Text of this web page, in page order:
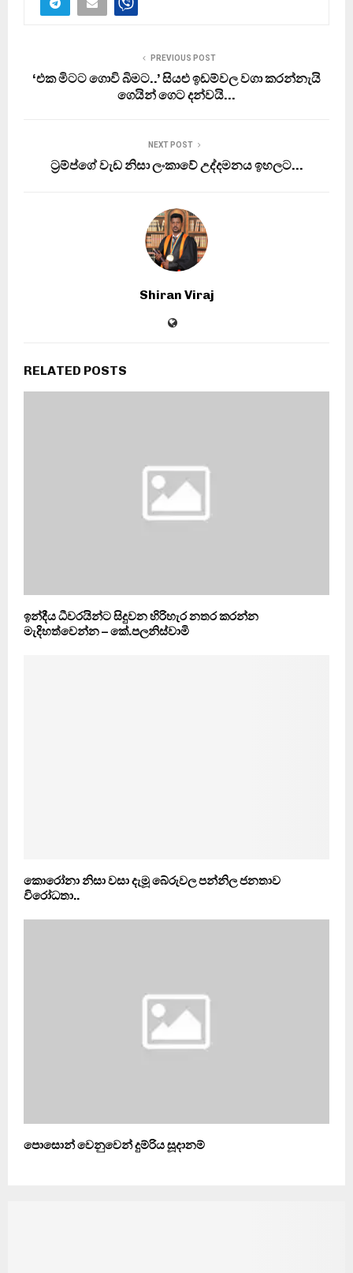
PREVIOUS POST
‘එක මිටට ගොවි බිමට..’ සියළු ඉඩම්වල වගා කරන්නැයි
ගෙයින් ගෙට දන්වයි…
NEXT POST
ට‍්‍රම්ප්ගේ වැඩ නිසා ලංකාවේ උද්දමනය ඉහලට…
Shiran Viraj
RELATED POSTS
ඉන්දීය ධීවරයින්ට සිදුවන හිරිහැර නතර කරන්න
මැදිහත්වෙන්න – කේ.පලනිස්වාමි
කොරෝනා නිසා වසා දැමූ බේරුවල පන්නිල ජනතාව
විරෝධතා..
පොසොන් වෙනුවෙන් දුම්රිය සූදානම්